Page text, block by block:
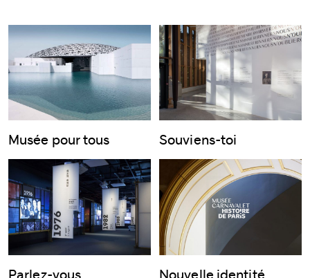
Musée pour tous Souviens-toi
Parlez-vous Nouvelle identité